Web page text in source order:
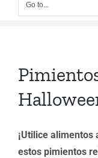
Go to...
¡Utilice alimentos
estos pimientos